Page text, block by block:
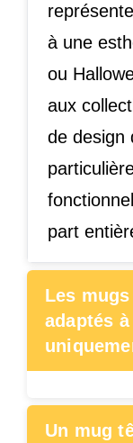
à une
ou
aux
de design
part
Les
adaptés
Un mug